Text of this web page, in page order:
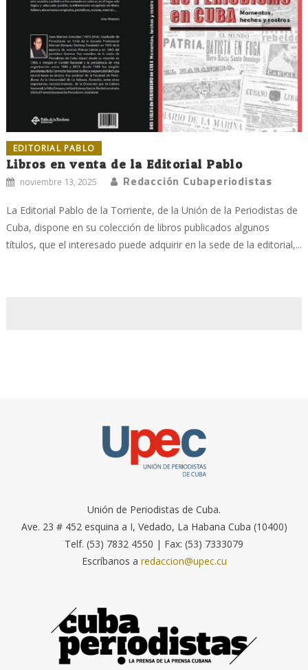
EDITORIAL PABLO
Libros en venta de la Editorial Pablo
noviembre 13, 2025 Redacción Cubaperiodistas
La Editorial Pablo de la Torriente, de la Unión de la Periodistas de
Cuba, dispone en su colección de libros publicados algunos
títulos, que el interesado puede adquirir en la sede de la editorial,...
Unión de Periodistas de Cuba.
Ave. 23 # 452 esquina a I, Vedado, La Habana Cuba (10400)
Telf. (53) 7832 4550 | Fax: (53) 7333079
Escríbanos a redaccion@upec.cu